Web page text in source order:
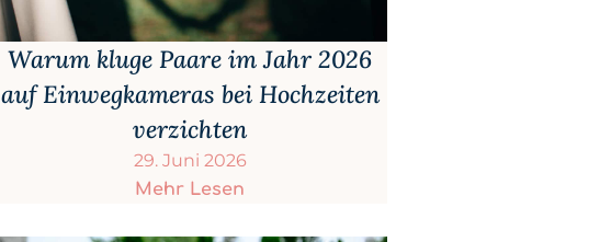
Warum kluge Paare im Jahr 2026
auf Einwegkameras bei Hochzeiten
verzichten
29. Juni 2026
Mehr Lesen